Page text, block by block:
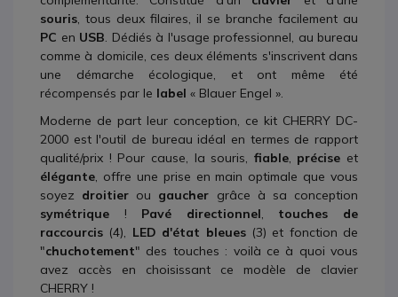
souris , tous deux filaires, il se branche facilement au
PC en USB . Dédiés à l'usage professionnel, au bureau
comme à domicile, ces deux éléments s'inscrivent dans
une démarche écologique, et ont même été
récompensés par le label « Blauer Engel ».
Moderne de part leur conception, ce kit CHERRY DC-
2000 est l'outil de bureau idéal en termes de rapport
qualité/prix ! Pour cause, la souris, fiable, précise et
élégante , offre une prise en main optimale que vous
soyez droitier ou gaucher grâce à sa conception
symétrique ! Pavé directionnel
touches de
raccourcis (4), LED d'état bleues(3) et fonction de
"chuchotement" des touches : voilà ce à quoi vous
avez accès en choisissant ce modèle de clavier
CHERRY !